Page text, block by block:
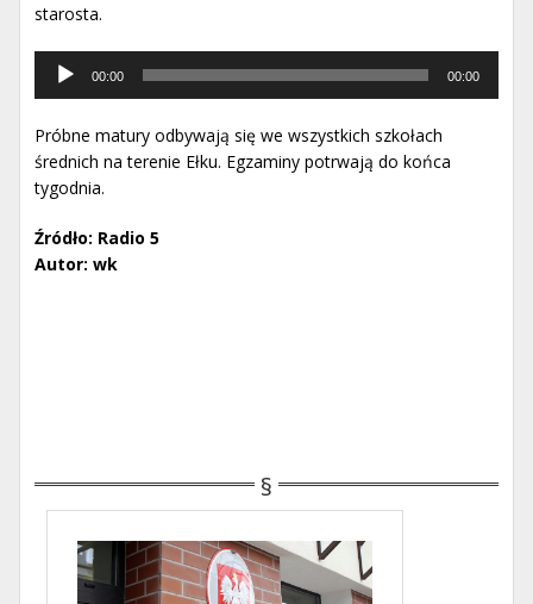
starosta.
Odtwarzacz
muzyki
00:00 00:00
Próbne matury odbywają się we wszystkich szkołach
średnich na terenie Ełku. Egzaminy potrwają do końca
tygodnia.
Źródło: Radio 5
Autor: wk